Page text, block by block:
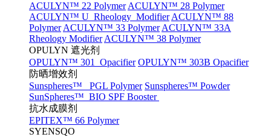
ACULYN™ 22 Polymer ACULYN™ 28 Polymer
ACULYN™ U Rheology Modifier ACULYN™ 88
Polymer ACULYN™ 33 Polymer ACULYN™ 33A
Rheology Modifier ACULYN™ 38 Polymer
OPULYN 遮光剂
OPULYN™ 301 Opacifier OPULYN™ 303B Opacifier
防晒增效剂
Sunspheres™ PGL Polymer Sunspheres™ Powder
SunSpheres™ BIO SPF Booster
抗水成膜剂
EPITEX™ 66 Polymer
SYENSQO